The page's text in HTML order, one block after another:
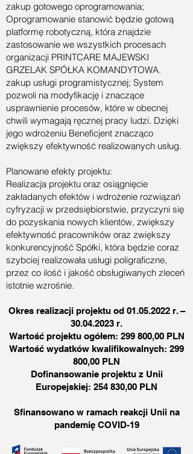
zakup gotowego oprogramowania;
Oprogramowanie stanowić będzie gotową
platformę robotyczną, która znajdzie
zastosowanie we wszystkich procesach
organizacji PRINTCARE MAJEWSKI
GRZELAK SPÓŁKA KOMANDYTOWA.
zakup usługi programistycznej; System
pozwoli na modyfikację i znaczące
usprawnienie procesów, które w obecnej
chwili wymagają ręcznej pracy ludzi. Dzięki
jego wdrożeniu Beneficjent znacząco
zwiększy efektywność realizowanych usług.
Planowane efekty projektu:
Realizacja projektu oraz osiągnięcie
zakładanych efektów i wdrożenie rozwiązań
cyfryzacji w przedsiębiorstwie, przyczyni się
do pozyskania nowych klientów, zwiększy
efektywność pracowników oraz zwiększy
konkurencyjność Spółki, która będzie coraz
szybciej realizowała usługi poligraficzne,
przez co ilość i jakość obsługiwanych zleceń
istotnie wzrośnie.
Okres realizacji projektu od 01.05.2022r. –
30.04.2023 r.
Wartość projektu ogółem: 299 800,00 PLN
Wartość wydatków kwalifikowalnych: 299
800,00 PLN
Dofinansowanie projektu z Unii
Europejskiej: 254 830,00 PLN
Sfinansowano w ramach reakcji Unii na
pandemię COVID-19